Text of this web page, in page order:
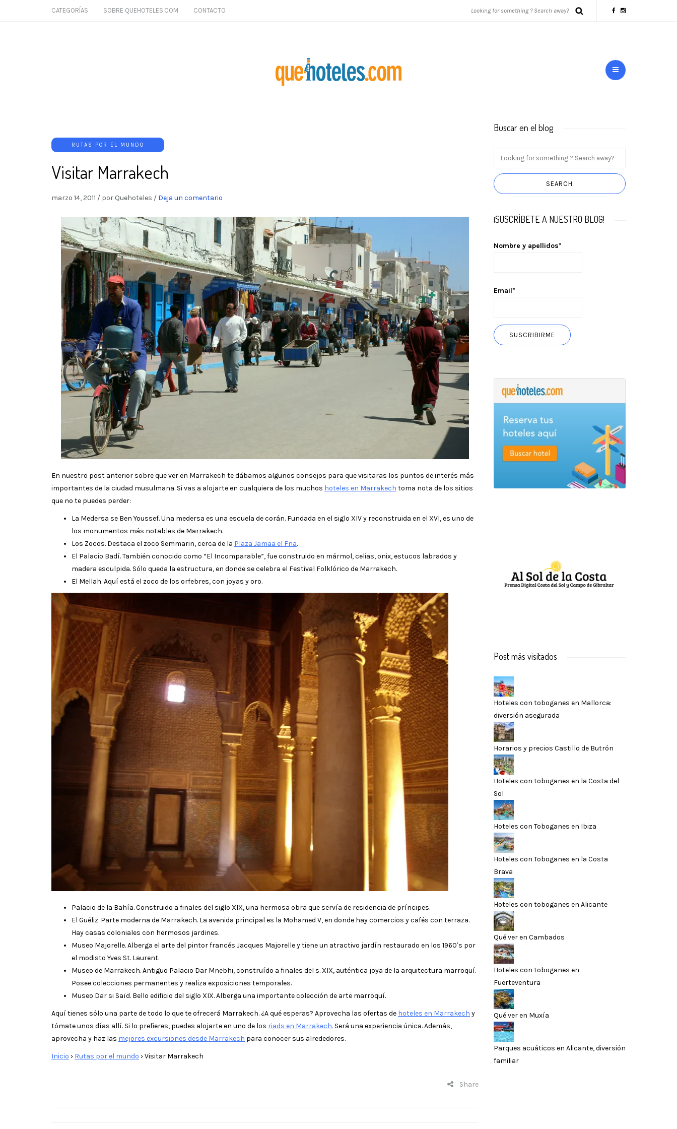
CATEGORÍAS SOBRE QUEHOTELES.COM CONTACTO
RUTAS POR EL MUNDO
Visitar Marrakech
marzo 14, 2011 / por Quehoteles / Deja un comentario
En nuestro post anterior sobre que ver en Marrakech te dábamos algunos consejos para que visitaras los puntos de interés más
importantes de la ciudad musulmana. Si vas a alojarte en cualquiera de los muchos hoteles en Marrakech toma nota de los sitios
que no te puedes perder:
La Medersa se Ben Youssef. Una medersa es una escuela de corán. Fundada en el siglo XIV y reconstruida en el XVI, es uno de
los monumentos más notables de Marrakech.
Los Zocos. Destaca el zoco Semmarin, cerca de la Plaza Jamaa el Fna.
El Palacio Badí. También conocido como “El Incomparable”, fue construido en mármol, celias, onix, estucos labrados y
madera esculpida. Sólo queda la estructura, en donde se celebra el Festival Folklórico de Marrakech.
El Mellah. Aquí está el zoco de los orfebres, con joyas y oro.
Palacio de la Bahía. Construido a finales del siglo XIX, una hermosa obra que servía de residencia de príncipes.
El Guéliz. Parte moderna de Marrakech. La avenida principal es la Mohamed V, en donde hay comercios y cafés con terraza.
Hay casas coloniales con hermosos jardines.
Museo Majorelle. Alberga el arte del pintor francés Jacques Majorelle y tiene un atractivo jardín restaurado en los 1960′s por
el modisto Yves St. Laurent.
Museo de Marrakech. Antiguo Palacio Dar Mnebhi, construído a finales del s. XIX, auténtica joya de la arquitectura marroquí.
Posee colecciones permanentes y realiza exposiciones temporales.
Museo Dar si Saïd. Bello edificio del siglo XIX. Alberga una importante colección de arte marroquí.
Aquí tienes sólo una parte de todo lo que te ofrecerá Marrakech. ¿A qué esperas? Aprovecha las ofertas de hoteles en Marrakech y
tómate unos días allí. Si lo prefieres, puedes alojarte en uno de los riads en Marrakech. Será una experiencia única. Además,
aprovecha y haz las mejores excursiones desde Marrakech para conocer sus alrededores.
Inicio › Rutas por el mundo ›Visitar Marrakech
Share
Buscar en el blog
¡SUSCRÍBETE A NUESTRO BLOG!
Nombre y apellidos*
Email*
Post más visitados
Hoteles con toboganes en Mallorca:
diversión asegurada
Horarios y precios Castillo de Butrón
Hoteles con toboganes en la Costa del
Sol
Hoteles con Toboganes en Ibiza
Hoteles con Toboganes en la Costa
Brava
Hoteles con toboganes en Alicante
Qué ver en Cambados
Hoteles con toboganes en
Fuerteventura
Qué ver en Muxía
Parques acuáticos en Alicante, diversión
familiar